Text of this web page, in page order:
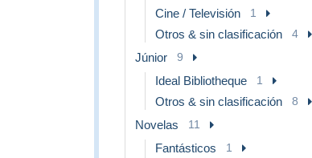
Cine / Televisión 1
Otros & sin clasificación 4
Júnior 9
Ideal Bibliotheque 1
Otros & sin clasificación 8
Novelas 11
Fantásticos 1